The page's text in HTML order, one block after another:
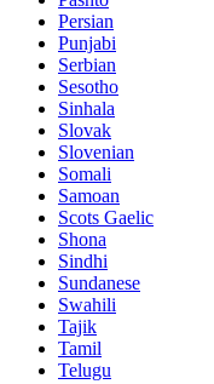
Persian
Punjabi
Serbian
Sesotho
Sinhala
Slovak
Slovenian
Somali
Samoan
Scots Gaelic
Shona
Sindhi
Sundanese
Swahili
Tajik
Tamil
Telugu